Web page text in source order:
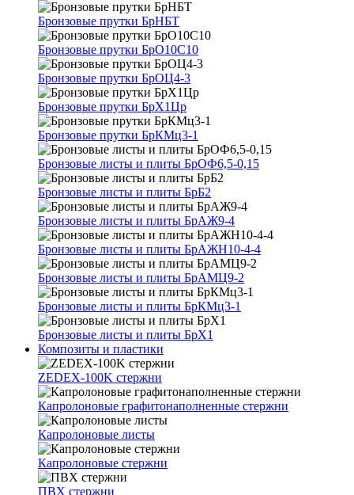
Бронзовые прутки БрНБТ
Бронзовые прутки БрО10С10
Бронзовые прутки БрОЦ4-3
Бронзовые прутки БрХ1Цр
Бронзовые прутки БрКМц3-1
Бронзовые листы и плиты БрОФ6,5-0,15
Бронзовые листы и плиты БрБ2
Бронзовые листы и плиты БрАЖ9-4
Бронзовые листы и плиты БрАЖН10-4-4
Бронзовые листы и плиты БрАМЦ9-2
Бронзовые листы и плиты БрКМц3-1
Бронзовые листы и плиты БрХ1
Композиты и пластики
ZEDEX-100K стержни
Капролоновые графитонаполненные стержни
Капролоновые листы
Капролоновые стержни
ПВХ стержни